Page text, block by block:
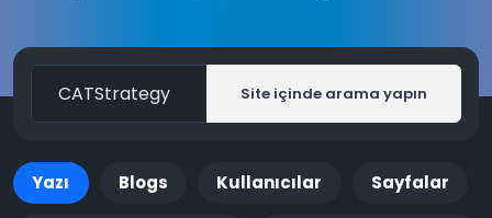
Site içinde arama yapın
Yazı Blogs Kullanıcılar Sayfalar